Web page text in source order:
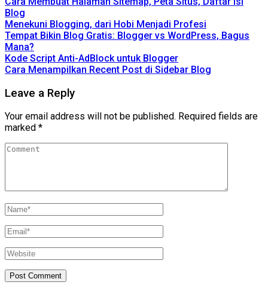
Blog
Menekuni Blogging, dari Hobi Menjadi Profesi
Tempat Bikin Blog Gratis: Blogger vs WordPress, Bagus
Mana?
Kode Script Anti-AdBlock untuk Blogger
Cara Menampilkan Recent Post di Sidebar Blog
Leave a Reply
Your email address will not be published. Required fields are
marked *